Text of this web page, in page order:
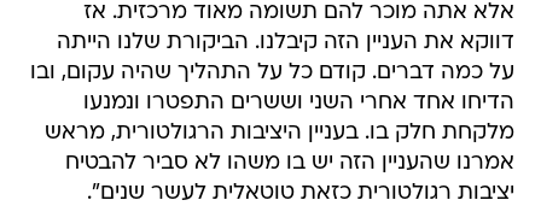
אלא אתה מוכר להם תשומה מאוד מרכזית. אז
דווקא את העניין הזה קיבלנו. הביקורת שלנו הייתה
על כמה דברים. קודם כל על התהליך שהיה עקום, ובו
הדיחו אחד אחרי השני וששרים התפטרו ונמנעו
מלקחת חלק בו. בעניין היציבות הרגולטורית, מראש
אמרנו שהעניין הזה יש בו משהו לא סביר להבטיח
יציבות רגולטורית כזאת טוטאלית לעשר שנים".